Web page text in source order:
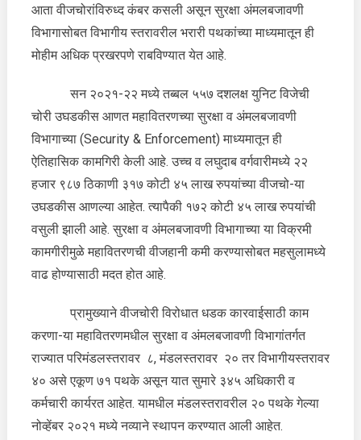
आता वीजचोरांविरुध्द कंबर कसली असून सुरक्षा अंमलबजावणी
विभागासोबत विभागीय स्तरावरील भरारी पथकांच्या माध्यमातून ही
मोहीम अधिक प्रखरपणे राबविण्यात येत आहे.
सन २०२१-२२ मध्ये तब्बल ५५७ दशलक्ष युनिट विजेची
चोरी उघडकीस आणत महावितरणच्या सुरक्षा व अंमलबजावणी
विभागाच्या (Security & Enforcement) माध्यमातून ही
ऐतिहासिक कामगिरी केली आहे. उच्च व लघुदाब वर्गवारीमध्ये २२
हजार ९८७ ठिकाणी ३१७ कोटी ४५ लाख रुपयांच्या वीजचो-या
उघडकीस आणल्या आहेत. त्यापैकी १७२ कोटी ४५ लाख रुपयांची
वसुली झाली आहे. सुरक्षा व अंमलबजावणी विभागाच्या या विक्रमी
कामगीरीमुळे महावितरणची वीजहानी कमी करण्यासोबत महसुलामध्ये
वाढ होण्यासाठी मदत होत आहे.
प्रामुख्याने वीजचोरी विरोधात धडक कारवाईसाठी काम
करणा-या महावितरणमधील सुरक्षा व अंमलबजावणी विभागांतर्गत
राज्यात परिमंडलस्तरावर ८, मंडलस्तरावर २० तर विभागीयस्तरावर
४० असे एकूण ७१ पथके असून यात सुमारे ३४५ अधिकारी व
कर्मचारी कार्यरत आहेत. यामधील मंडलस्तरावरील २० पथके गेल्या
नोव्हेंबर २०२१ मध्ये नव्याने स्थापन करण्यात आली आहेत.